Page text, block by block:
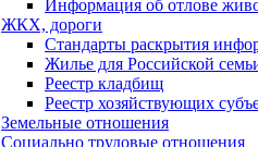
Информация об отлове
ЖКХ, дороги
Стандарты раскрытия
Жилье для Российской
Реестр кладбищ
Реестр хозяйствующих
Земельные отношения
Социально трудовые отношения